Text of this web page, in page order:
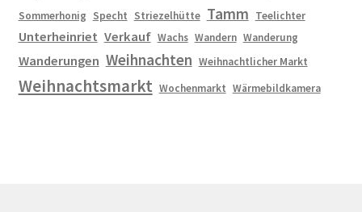
Sommerhonig Specht Striezelhütte Tamm Teelichter
Unterheinriet Verkauf Wachs Wandern Wanderung
Wanderungen Weihnachten Weihnachtlicher Markt
Weihnachtsmarkt Wochenmarkt Wärmebildkamera